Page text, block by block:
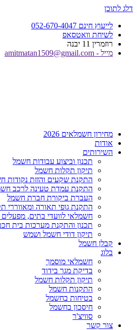
דלג לתוכן
לייעוץ חינם 052-670-4047
לשיחת וואטסאפ
רוזמרין 11 יבנה
מייל - amitmatan1509@gmail.com
מחירון חשמלאים 2026
אודות
השירותים
תכנון וביצוע עבודות חשמל
תיקון תקלות חשמל
התקנת שקעים והזזת נקודות
התקנת עמדת טעינה לרכב
העברת ביקורת חברת חשמל
התקנת גופי תאורה ומאווררי
חשמלאי לוועדי בתים, מפעלים
תכנון והתקנת מערכות בית
תיקון דודי חשמל ושמש
קבלן חשמל
בלוג
חשמלאי מוסמך
בדיקת מגר בידוד
תיקון תקלות חשמל
התקנות חשמל
בטיחות בחשמל
חיסכון בחשמל
סוויצ'ר
צור קשר